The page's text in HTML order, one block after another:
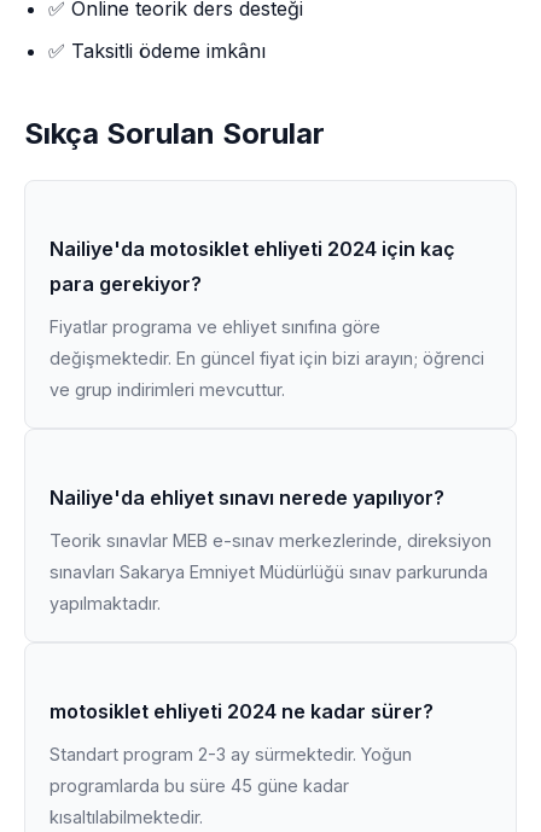
✅ Online teorik ders desteği
✅ Taksitli ödeme imkânı
Sıkça Sorulan Sorular
Nailiye'da motosiklet ehliyeti 2024 için kaç
para gerekiyor?
Fiyatlar programa ve ehliyet sınıfına göre
değişmektedir. En güncel fiyat için bizi arayın; öğrenci
ve grup indirimleri mevcuttur.
Nailiye'da ehliyet sınavı nerede yapılıyor?
Teorik sınavlar MEB e-sınav merkezlerinde, direksiyon
sınavları Sakarya Emniyet Müdürlüğü sınav parkurunda
yapılmaktadır.
motosiklet ehliyeti 2024 ne kadar sürer?
Standart program 2-3 ay sürmektedir. Yoğun
programlarda bu süre 45 güne kadar
kısaltılabilmektedir.